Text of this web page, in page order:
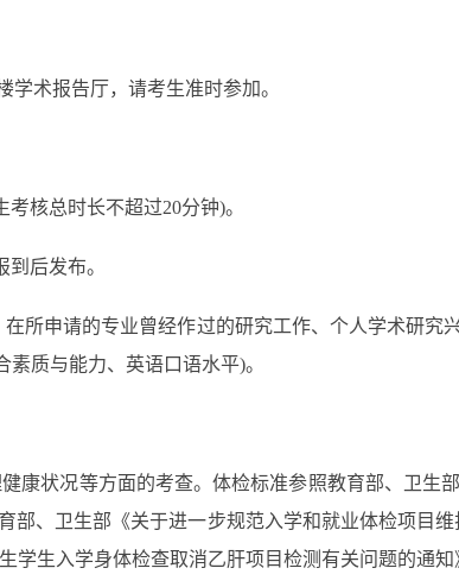
术报告厅，请考生准时参加。
核总时长不超过20分钟)。
后发布。
申请的专业曾经作过的研究工作、个人学术研究
质与能力、英语口语水平)。
状况等方面的考查。体检标准参照教育部、卫生
部、卫生部《关于进一步规范入学和就业体检项目
生入学身体检查取消乙肝项目检测有关问题的通知